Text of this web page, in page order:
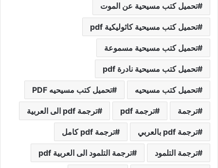
تحميل كتب مسيحية عن الموت
تحميل كتب مسيحية كاثوليكية pdf
تحميل كتب مسيحية مسموعة
تحميل كتب مسيحية نادرة pdf
تحميل كتب مسيحيه تحميل كتب مسيحيه PDF
ترجمة ترجمة pdf ترجمة pdf الى العربية
ترجمة pdf بالعربي ترجمة pdf كامل
ترجمة التلمود ترجمة التلمود الى العربية pdf